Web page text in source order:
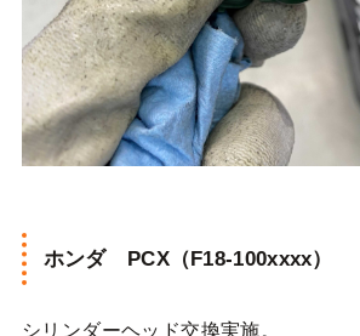
ホンダ PCX（F18-100xxxx）
シリンダーヘッド交換実施。